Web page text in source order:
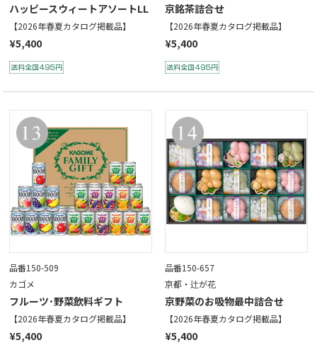
ハッピースウィートアソートLL
【2026年春夏カタログ掲載品】
¥5,400
京銘茶詰合せ
【2026年春夏カタログ掲載品】
¥5,400
品番150-509
カゴメ
フルーツ･野菜飲料ギフト
【2026年春夏カタログ掲載品】
¥5,400
品番150-657
京都・辻が花
京野菜のお吸物最中詰合せ
【2026年春夏カタログ掲載品】
¥5,400